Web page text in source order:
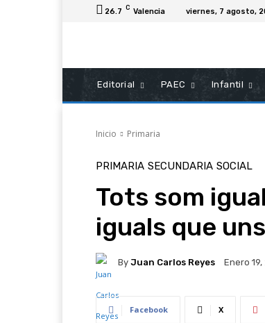
26.7 C Valencia viernes, 7 agosto,
Editorial PAEC Infantil
Inicio Primaria
PRIMARIA SECUNDARIA SOCIAL
Tots som
iguals que
By Juan Carlos Reyes Enero
Facebook X